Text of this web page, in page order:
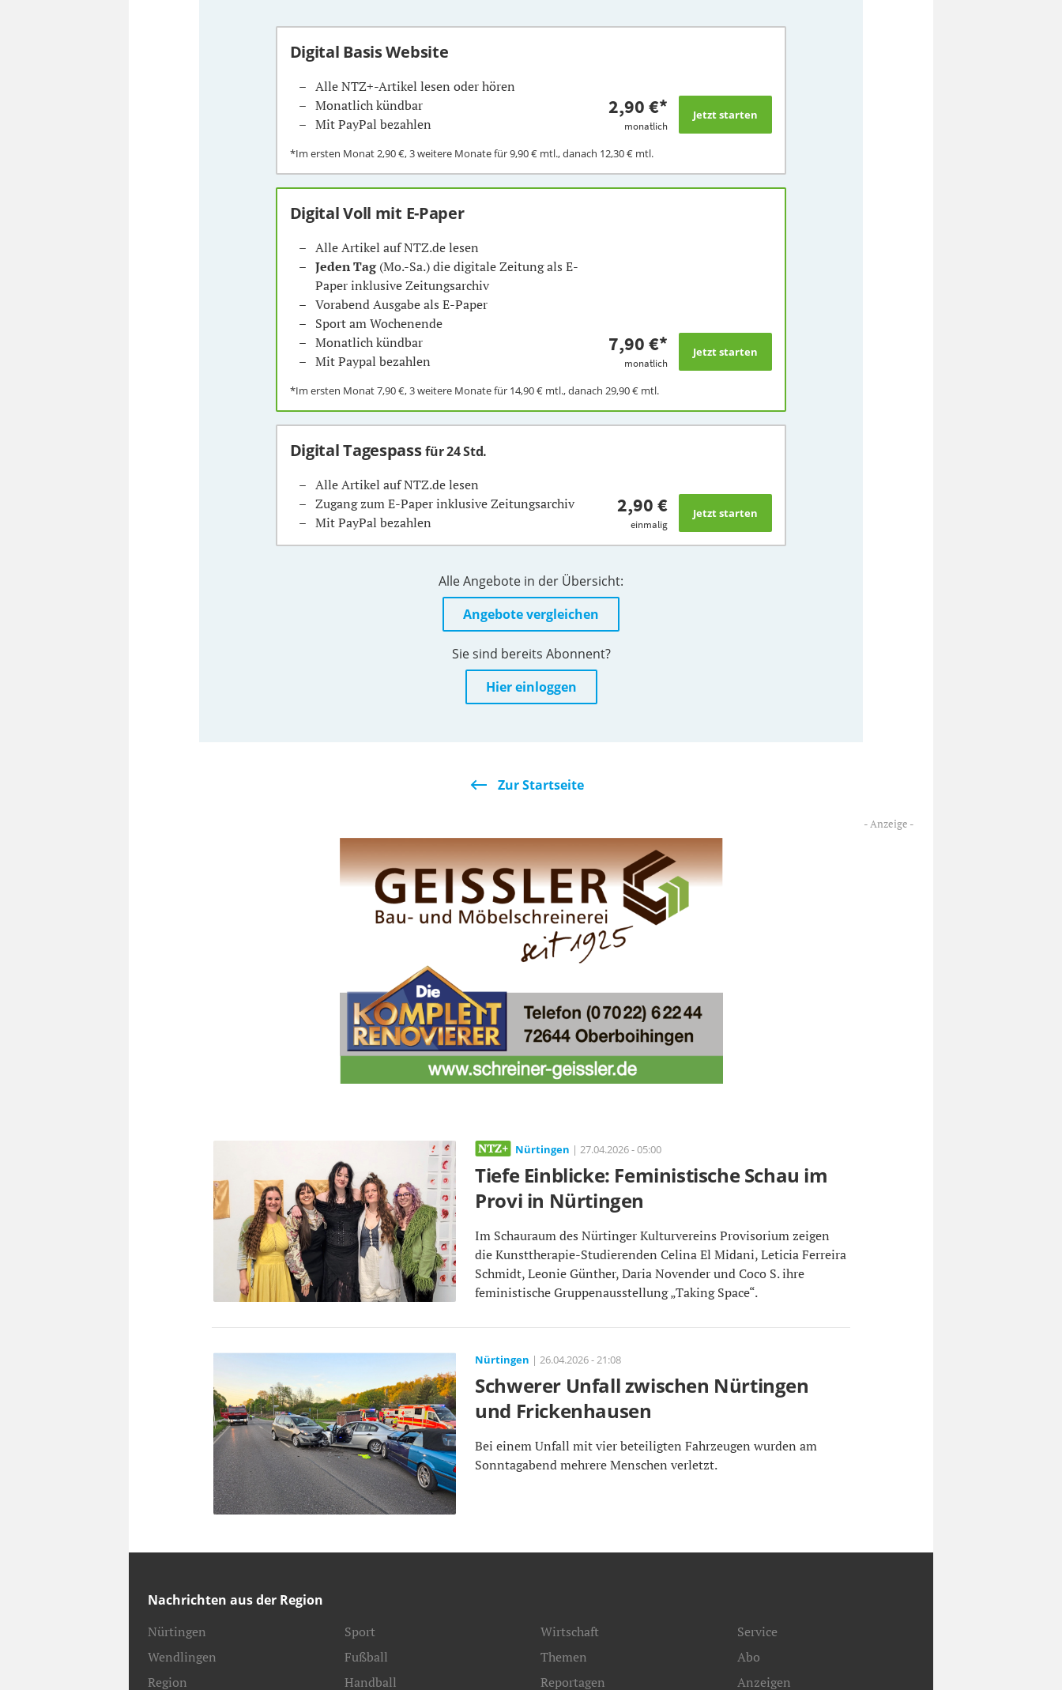
Digital Basis Website
Alle NTZ+-Artikel lesen oder hören
Monatlich kündbar
Mit PayPal bezahlen
2,90 €*
monatlich
*Im ersten Monat2,90 €, 3 weitere Monate für9,90 €mtl., danach 12,30 €mtl.
Digital Voll mit E-Paper
Alle Artikel auf NTZ.de lesen
Jeden Tag(Mo.-Sa.) die digitale Zeitung als E-
Paper inklusive Zeitungsarchiv
Vorabend Ausgabe als E-Paper
Sport am Wochenende
Monatlich kündbar
Mit Paypal bezahlen
7,90 €*
monatlich
*Im ersten Monat7,90 €, 3 weitere Monate für 14,90 €mtl., danach 29,90 €mtl.
Digital Tagespassfür 24 Std.
Alle Artikel auf NTZ.de lesen
Zugang zum E-Paper inklusive Zeitungsarchiv
Mit PayPal bezahlen
2,90 €
einmalig
Alle Angebote in der Übersicht:
Angebote vergleichen
Sie sind bereits Abonnent?
Hier einloggen
Zur Startseite
Nürtingen | 27.04.2026 - 05:00
Tiefe Einblicke: Feministische Schau im
Provi in Nürtingen
Im Schauraum des Nürtinger Kulturvereins Provisorium zeigen
die Kunsttherapie-Studierenden Celina El Midani, Leticia Ferreira
Schmidt, Leonie Günther, Daria Novender und Coco S. ihre
feministische Gruppenausstellung „Taking Space“.
Nürtingen | 26.04.2026 - 21:08
Schwerer Unfall zwischen Nürtingen
und Frickenhausen
Bei einem Unfall mit vier beteiligten Fahrzeugen wurden am
Sonntagabend mehrere Menschen verletzt.
Nachrichten aus der Region
Nürtingen
Wendlingen
Region
Sport
Fußball
Handball
Wirtschaft
Themen
Reportagen
Service
Abo
Anzeigen